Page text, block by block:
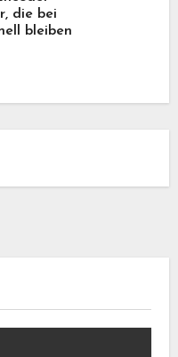
die bei
bleiben